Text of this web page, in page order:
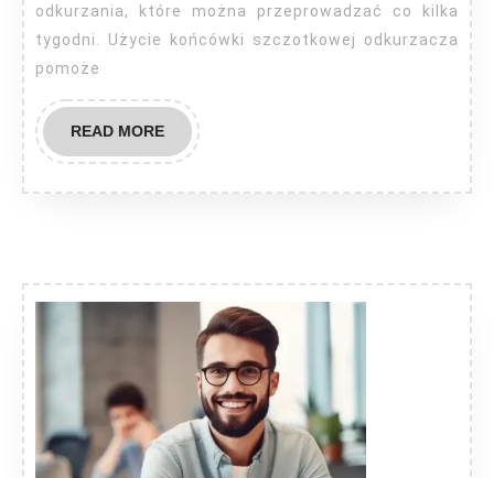
odkurzania, które można przeprowadzać co kilka
tygodni. Użycie końcówki szczotkowej odkurzacza
pomoże
READ MOREREAD
MORE